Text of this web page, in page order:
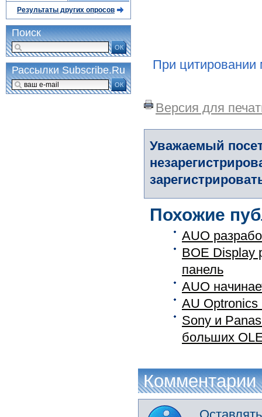
При цитировании
Версия для
Уважаемый
Похожие
AUO
BOE Display
панель
AUO
AU Optronics
Sony и
больших
Комментарии
Результаты других опросов
Поиск
ОК
Рассылки Subscribe.Ru
ОК